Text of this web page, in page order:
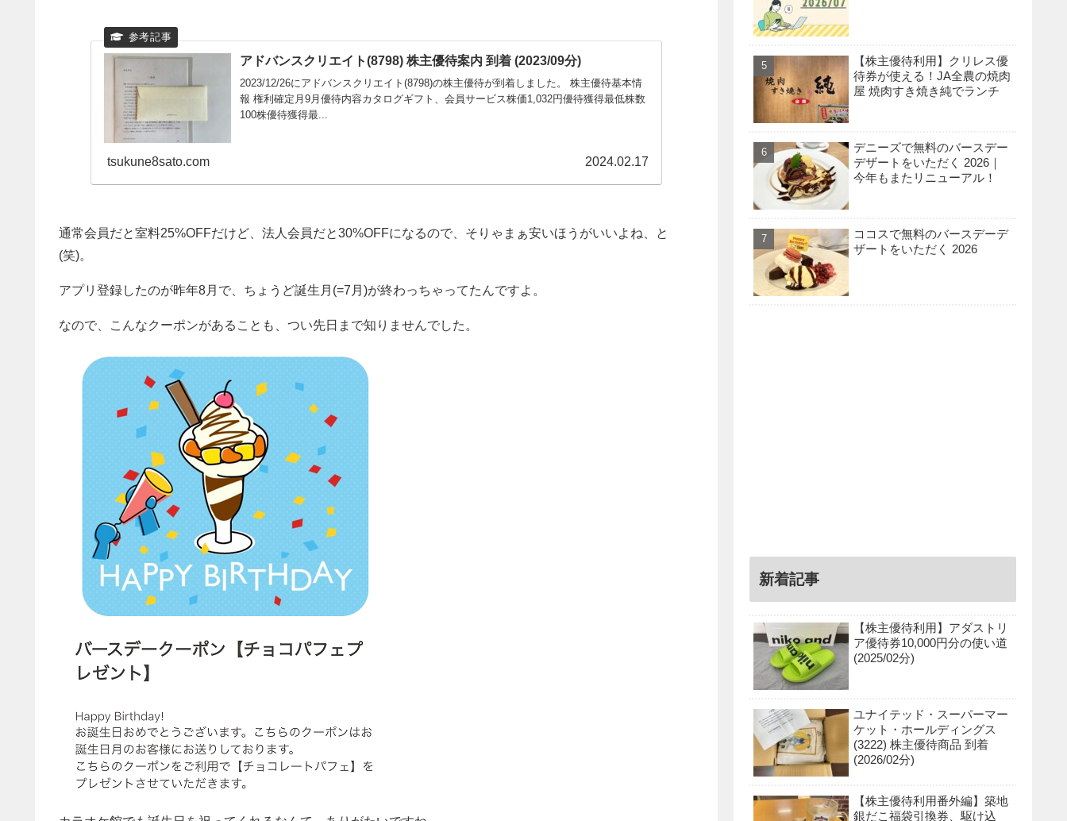
アドバンスクリエイト(8798) 株主優待案内 到着 (2023/09分)
2023/12/26にアドバンスクリエイト(8798)の株主優待が到着しました。 株主優待基本情
報 権利確定月9月優待内容カタログギフト、会員サービス株価1,032円優待獲得最低株数
100株優待獲得最...
tsukune8sato.com 2024.02.17
通常会員だと室料25%OFFだけど、法人会員だと30%OFFになるので、そりゃまぁ安いほうがいいよね、と
(笑)。
アプリ登録したのが昨年8月で、ちょうど誕生月(=7月)が終わっちゃってたんですよ。
なので、こんなクーポンがあることも、つい先日まで知りませんでした。
【株主優待利用】クリレス優
待券が使える！JA全農の焼肉
屋 焼肉すき焼き純でランチ
デニーズで無料のバースデー
デザートをいただく 2026｜
今年もまたリニューアル！
ココスで無料のバースデーデ
ザートをいただく 2026
新着記事
【株主優待利用】アダストリ
ア優待券10,000円分の使い道
(2025/02分)
ユナイテッド・スーパーマー
ケット・ホールディングス
(3222) 株主優待商品 到着
(2026/02分)
【株主優待利用番外編】築地
銀だこ福袋引換券、駆け込